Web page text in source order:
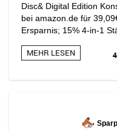
Disc& Digital Edition
bei amazon.de für
Ersparnis; 15% 4-in-1
MEHR LESEN